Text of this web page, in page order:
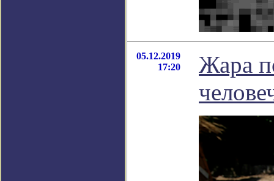
05.12.2019
17:20
Жара